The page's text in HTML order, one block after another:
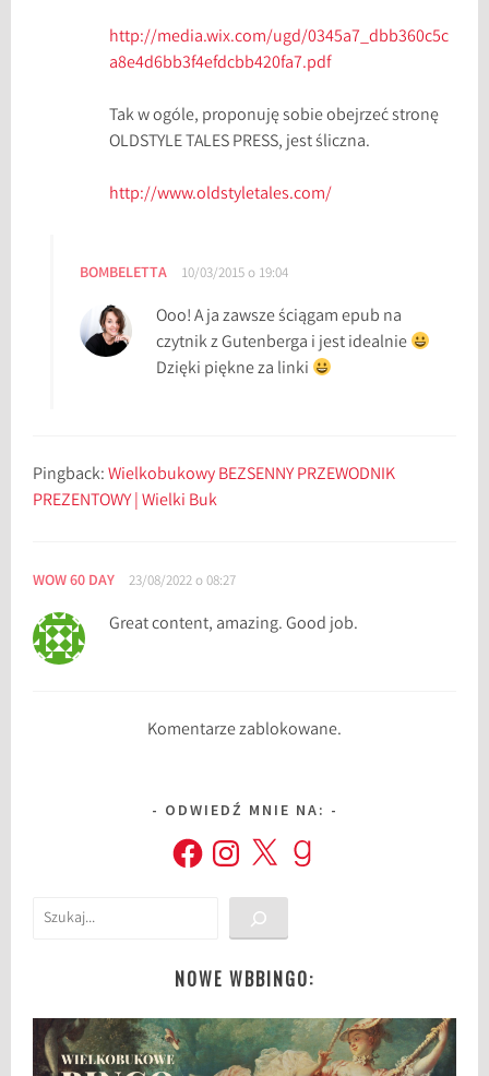
http://media.wix.com/ugd/0345a7_dbb360c5c
a8e4d6bb3f4efdcbb420fa7.pdf
Tak w ogóle, proponuję sobie obejrzeć stronę
OLDSTYLE TALES PRESS, jest śliczna.
http://www.oldstyletales.com/
BOMBELETTA 10/03/2015 o 19:04
Ooo! A ja zawsze ściągam epub na
czytnik z Gutenberga i jest idealnie
Dzięki piękne za linki
Pingback:Wielkobukowy BEZSENNY PRZEWODNIK
PREZENTOWY | Wielki Buk
WOW 60 DAY 23/08/2022 o 08:27
Great content, amazing. Good job.
Komentarze zablokowane.
ODWIEDŹ MNIE NA:
FacebookInstagram
X Goodreads
Szukaj
NOWE WBBINGO: